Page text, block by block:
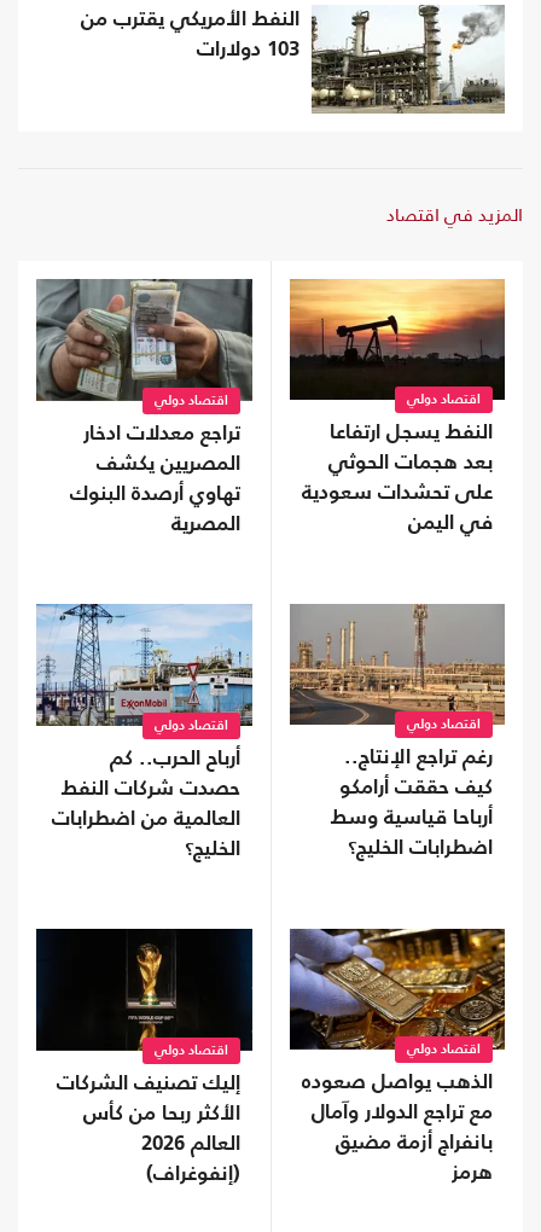
النفط الأمريكي يقترب من
103 دولارات
المزيد في اقتصاد
اقتصاد دولي
النفط يسجل ارتفاعا
بعد هجمات الحوثي
على تحشدات سعودية
في اليمن
اقتصاد دولي
تراجع معدلات ادخار
المصريين يكشف
تهاوي أرصدة البنوك
المصرية
اقتصاد دولي
رغم تراجع الإنتاج..
كيف حققت أرامكو
أرباحا قياسية وسط
اضطرابات الخليج؟
اقتصاد دولي
أرباح الحرب.. كم
حصدت شركات النفط
العالمية من اضطرابات
الخليج؟
اقتصاد دولي
الذهب يواصل صعوده
مع تراجع الدولار وآمال
بانفراج أزمة مضيق
هرمز
اقتصاد دولي
إليك تصنيف الشركات
الأكثر ربحا من كأس
العالم 2026
(إنفوغراف)